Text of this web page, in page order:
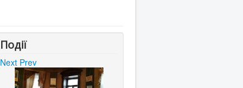
Події
Next Prev